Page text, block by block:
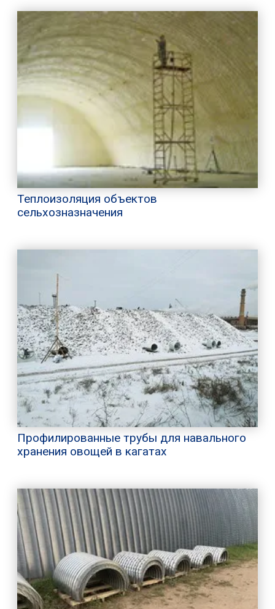
Теплоизоляция объектов
сельхозназначения
Профилированные трубы для навального
хранения овощей в кагатах